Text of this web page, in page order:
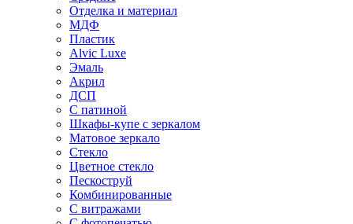
Отделка и материал
МДФ
Пластик
Alvic Luxe
Эмаль
Акрил
ДСП
С патиной
Шкафы-купе с зеркалом
Матовое зеркало
Стекло
Цветное стекло
Пескоструй
Комбинированные
С витражами